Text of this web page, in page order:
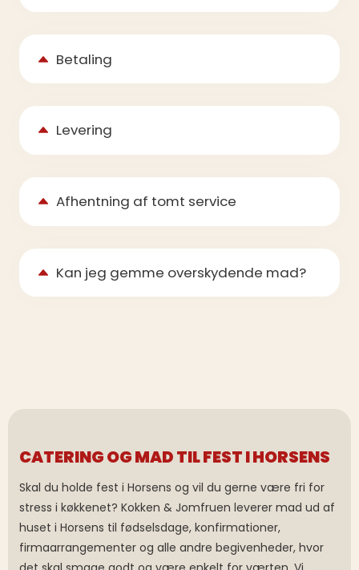
Betaling
Levering
Afhentning af tomt service
Kan jeg gemme overskydende mad?
CATERING OG MAD TIL FEST I HORSENS
Skal du holde fest i Horsens og vil du gerne være fri for
stress i køkkenet? Kokken & Jomfruen leverer mad ud af
huset i Horsens til fødselsdage, konfirmationer,
firmaarrangementer og alle andre begivenheder, hvor